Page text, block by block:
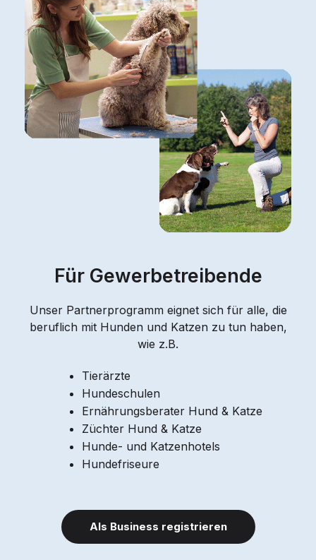
Für Gewerbetreibende
Unser Partnerprogramm eignet sich für alle, die
beruflich mit Hunden und Katzen zu tun haben,
wie z.B.
Tierärzte
Hundeschulen
Ernährungsberater Hund & Katze
Züchter Hund & Katze
Hunde- und Katzenhotels
Hundefriseure
Als Business registrieren